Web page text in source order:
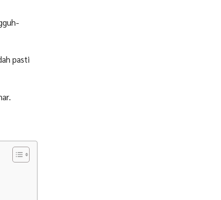
pasti